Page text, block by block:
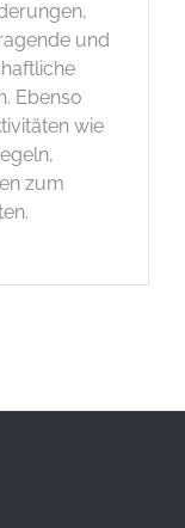
und
Ebenso
wie
zum